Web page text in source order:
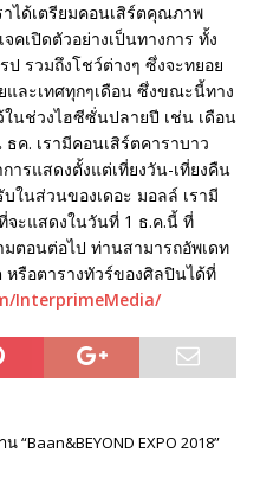
าได้เตรียมคอนเสิร์ตคุณภาพ
คเปิดตัวอย่างเป็นทางการ ทั้ง
ป รวมถึงโชว์ต่างๆ ซึ่งจะทยอย
และเทศทุกๆเดือน ซึ่งขณะนี้ทาง
ในช่วงไฮซีซั่นปลายปี เช่น เดือน
ธค. เรามีคอนเสิร์ตคาราบาว
ารแสดงตั้งแต่เที่ยงวัน-เที่ยงคืน
ในส่วนของเดอะ มอลล์ เรามี
จะแสดงในวันที่ 1 ธ.ค.นี้ ที่
ตอนต่อไป ท่านสามารถอัพเดท
หรือตารางทัวร์ของศิลปินได้ที่
InterprimeMedia/
“Baan&BEYOND EXPO 2018”